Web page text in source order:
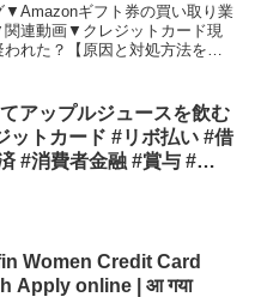
ギフト券の買い取り業
連動画▼クレジットカード現
れた？【原因と対処方法を解
アップルジュースを飲む
ットカード #リボ払い #借
#消費者金融 #賞与 #ブ
Women Credit Card
Apply online | आ गया